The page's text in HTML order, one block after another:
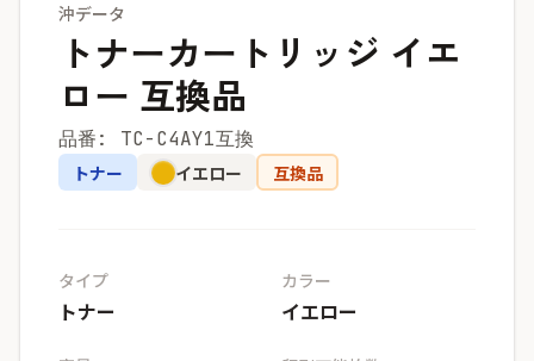
沖データ
トナーカートリッジ イエ
ロー 互換品
品番: TC-C4AY1互換
トナー イエロー 互換品
タイプ
トナー
カラー
イエロー